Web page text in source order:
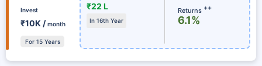
Invest
₹10K /month
For 15 Years
₹22 L
In 16th Year
Returns ++
6.1%